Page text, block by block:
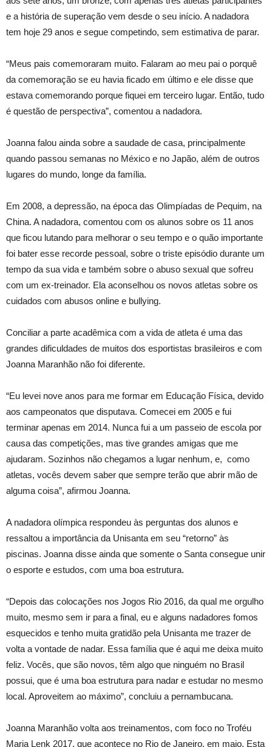
e a história de superação vem desde o seu início. A nadadora
tem hoje 29 anos e segue competindo, sem estimativa de parar.
“Meus pais comemoraram muito. Falaram ao meu pai o porquê
da comemoração se eu havia ficado em último e ele disse que
estava comemorando porque fiquei em terceiro lugar. Então, tudo
é questão de perspectiva”, comentou a nadadora.
Joanna falou ainda sobre a saudade de casa, principalmente
quando passou semanas no México e no Japão, além de outros
lugares do mundo, longe da família.
Em 2008, a depressão, na época das Olimpíadas de Pequim, na
China. A nadadora, comentou com os alunos sobre os 11 anos
que ficou lutando para melhorar o seu tempo e o quão importante
foi bater esse recorde pessoal, sobre o triste episódio durante um
tempo da sua vida e também sobre o abuso sexual que sofreu
com um ex-treinador. Ela aconselhou os novos atletas sobre os
cuidados com abusos online e bullying.
Conciliar a parte acadêmica com a vida de atleta é uma das
grandes dificuldades de muitos dos esportistas brasileiros e com
Joanna Maranhão não foi diferente.
“Eu levei nove anos para me formar em Educação Física, devido
aos campeonatos que disputava. Comecei em 2005 e fui
terminar apenas em 2014. Nunca fui a um passeio de escola por
causa das competições, mas tive grandes amigas que me
ajudaram. Sozinhos não chegamos a lugar nenhum, e, como
atletas, vocês devem saber que sempre terão que abrir mão de
alguma coisa”, afirmou Joanna.
A nadadora olímpica respondeu às perguntas dos alunos e
ressaltou a importância da Unisanta em seu “retorno” às
piscinas. Joanna disse ainda que somente o Santa consegue unir
o esporte e estudos, com uma boa estrutura.
“Depois das colocações nos Jogos Rio 2016, da qual me orgulho
muito, mesmo sem ir para a final, eu e alguns nadadores fomos
esquecidos e tenho muita gratidão pela Unisanta me trazer de
volta a vontade de nadar. Essa família que é aqui me deixa muito
feliz. Vocês, que são novos, têm algo que ninguém no Brasil
possui, que é uma boa estrutura para nadar e estudar no mesmo
local. Aproveitem ao máximo”, concluiu a pernambucana.
Joanna Maranhão volta aos treinamentos, com foco no Troféu
Maria Lenk 2017, que acontece no Rio de Janeiro, em maio. Esta